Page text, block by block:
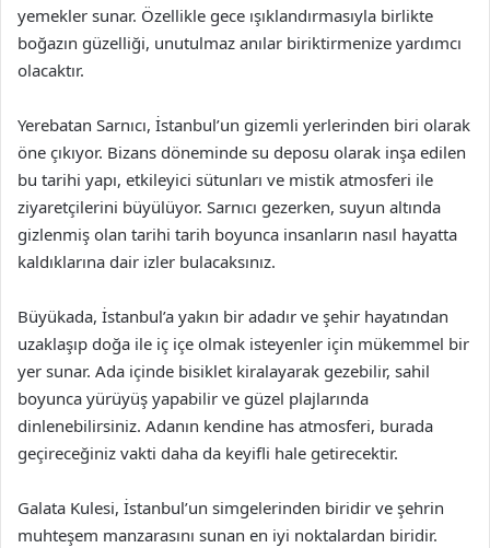
yemekler sunar. Özellikle gece ışıklandırmasıyla birlikte
boğazın güzelliği, unutulmaz anılar biriktirmenize yardımcı
olacaktır.
Yerebatan Sarnıcı, İstanbul’un gizemli yerlerinden biri olarak
öne çıkıyor. Bizans döneminde su deposu olarak inşa edilen
bu tarihi yapı, etkileyici sütunları ve mistik atmosferi ile
ziyaretçilerini büyülüyor. Sarnıcı gezerken, suyun altında
gizlenmiş olan tarihi tarih boyunca insanların nasıl hayatta
kaldıklarına dair izler bulacaksınız.
Büyükada, İstanbul’a yakın bir adadır ve şehir hayatından
uzaklaşıp doğa ile iç içe olmak isteyenler için mükemmel bir
yer sunar. Ada içinde bisiklet kiralayarak gezebilir, sahil
boyunca yürüyüş yapabilir ve güzel plajlarında
dinlenebilirsiniz. Adanın kendine has atmosferi, burada
geçireceğiniz vakti daha da keyifli hale getirecektir.
Galata Kulesi, İstanbul’un simgelerinden biridir ve şehrin
muhteşem manzarasını sunan en iyi noktalardan biridir.